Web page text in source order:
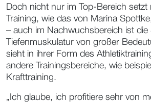
Doch nicht nur im Top-Bereich
Training, wie das von Marina
– auch im Nachwuchsbereich ist die
Tiefenmuskulatur von großer
sieht in ihrer Form des
andere Trainingsbereiche, wie
Krafttraining.
„Ich glaube, ich profitiere sehr von